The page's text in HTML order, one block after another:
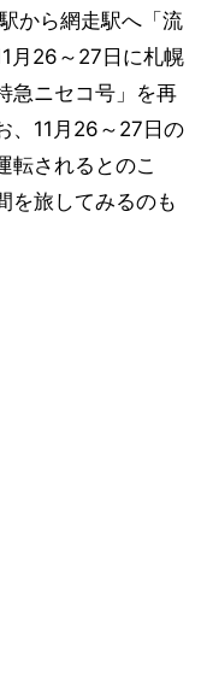
から網走駅へ「流
月26～27日に札幌
急ニセコ号」を再
、11月26～27日の
転されるとのこ
を旅してみるのも